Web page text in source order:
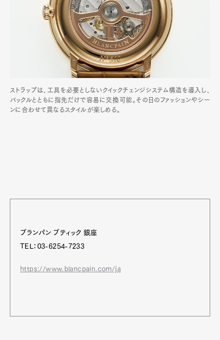
ストラップは、工具を必要としないクイックチェンジシステム構造を導入し、
バックルとともに指先だけで容易に交換可能。その日のファッションやシー
ンに合わせて異なるスタイルが楽しめる。
ブランパン ブティック 銀座
TEL：03-6254-7233
https://www.blancpain.com/ja